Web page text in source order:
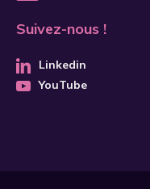
Suivez-nous !
Linkedin
YouTube